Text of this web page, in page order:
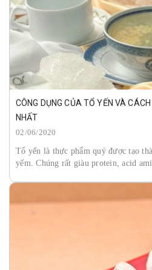
CÔNG DỤNG CỦA TỔ YẾN VÀ
NHẤT
02/06/2020
Tổ yến là thực phẩm quý được tạo
yếm. Chúng rất giàu protein, acid